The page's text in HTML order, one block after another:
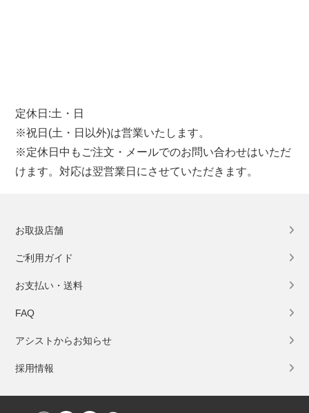
定休日:土・日
※祝日(土・日以外)は営業いたします。
※定休日中もご注文・メールでのお問い合わせはいただ
けます。対応は翌営業日にさせていただきます。
お取扱店舗
ご利用ガイド
お支払い・送料
FAQ
アシストからお知らせ
採用情報